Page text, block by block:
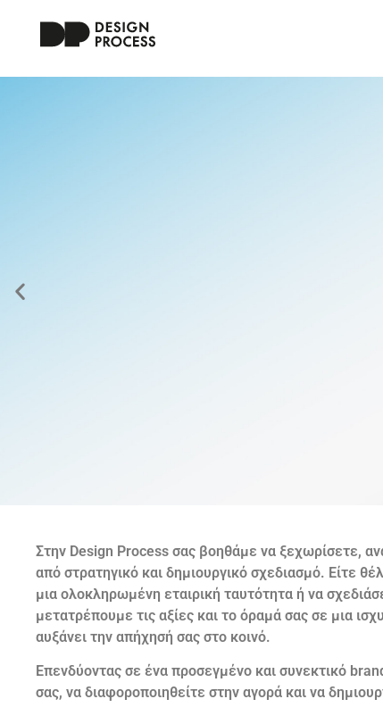
Σχεδιασμός
εκθεσιακού
περιπτέρου
Δείτε περισσότερα
Στην Design Process σας βοηθάμε να ξεχωρίσετε,
από στρατηγικό και δημιουργικό σχεδιασμό. Είτε
μια ολοκληρωμένη εταιρική ταυτότητα ή να
μετατρέπουμε τις αξίες και το όραμά σας σε μια
αυξάνει την απήχησή σας στο κοινό.
Επενδύοντας σε ένα προσεγμένο και συνεκτικό
σας, να διαφοροποιηθείτε στην αγορά και να